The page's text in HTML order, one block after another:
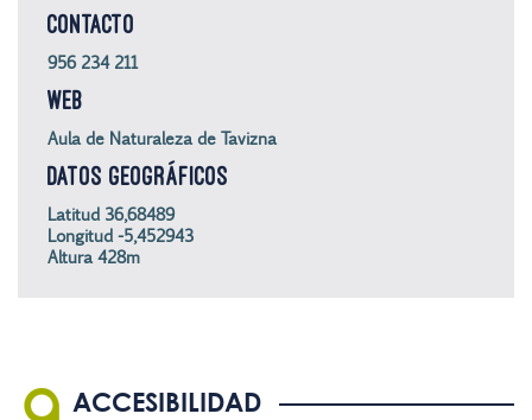
CONTACTO
956 234 211
WEB
Aula de Naturaleza de Tavizna
DATOS GEOGRÁFICOS
Latitud 36,68489
Longitud -5,452943
Altura 428m
ACCESIBILIDAD